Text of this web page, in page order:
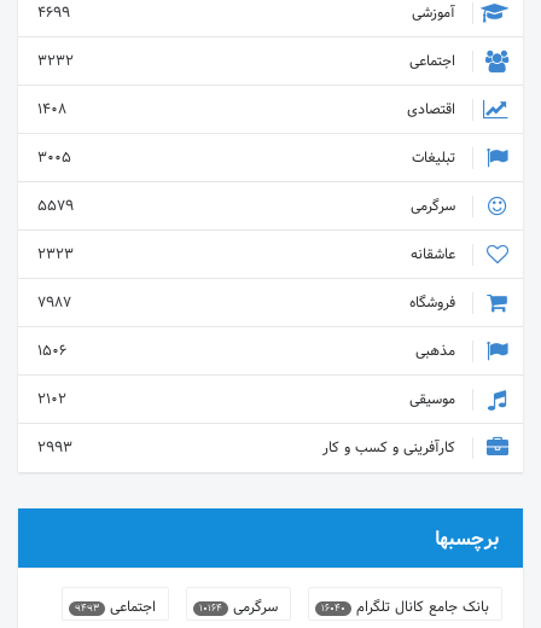
آموزشی
4699
اجتماعی
3232
اقتصادی
1408
تبلیغات
3005
سرگرمی
5579
عاشقانه
2323
فروشگاه
7987
مذهبی
1506
موسیقی
2102
کارآفرینی و کسب و کار
2993
برچسبها
بانک جامع کانال تلگرام 16040 سرگرمی 10164 اجتماعی 9493